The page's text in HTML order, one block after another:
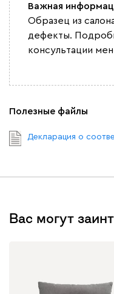
Важная
Образец из
дефекты.
консультации
Полезные файлы
Декларация о
Вас могут